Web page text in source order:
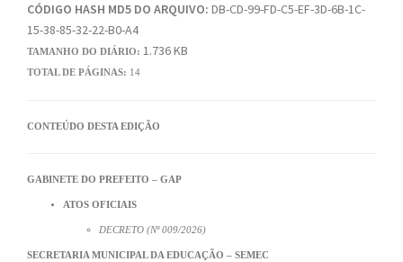
CÓDIGO HASH MD5 DO ARQUIVO: DB-CD-99-FD-C5-EF-3D-6B-1C-
15-38-85-32-22-B0-A4
TAMANHO DO DIÁRIO: 1.736 KB
TOTAL DE PÁGINAS: 14
CONTEÚDO DESTA EDIÇÃO
GABINETE DO PREFEITO – GAP
ATOS OFICIAIS
DECRETO (Nº 009/2026)
SECRETARIA MUNICIPAL DA EDUCAÇÃO – SEMEC